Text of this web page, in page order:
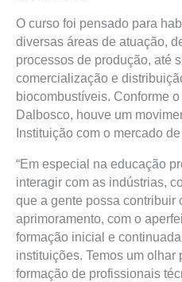
O curso foi pensado para
diversas áreas de atuação,
processos de produção, até
comercialização e
biocombustíveis. Conforme
Dalbosco, houve um
Instituição com o mercado
“Em especial na educação
interagir com as indústrias,
que a gente possa contribuir
aprimoramento, com o
formação inicial e
instituições. Temos um olhar
formação de profissionais